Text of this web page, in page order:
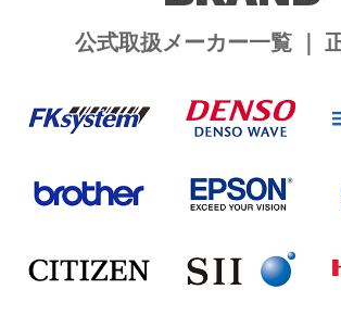
公式取扱メーカー一覧 ｜